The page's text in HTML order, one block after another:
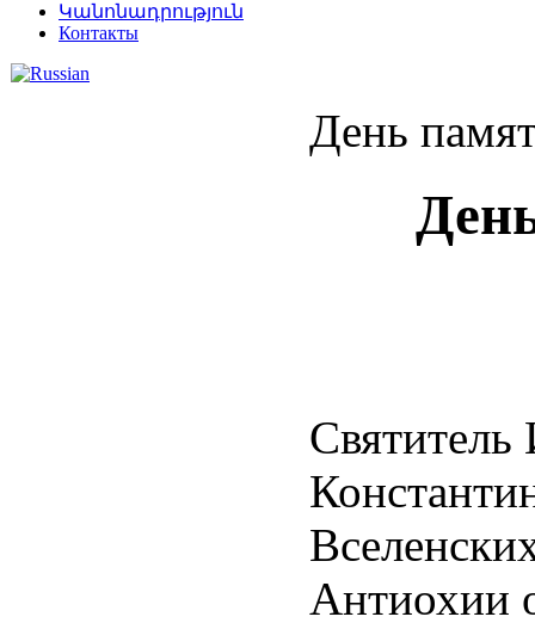
Կանոնադրություն
Контакты
День
Святитель
Антиохии